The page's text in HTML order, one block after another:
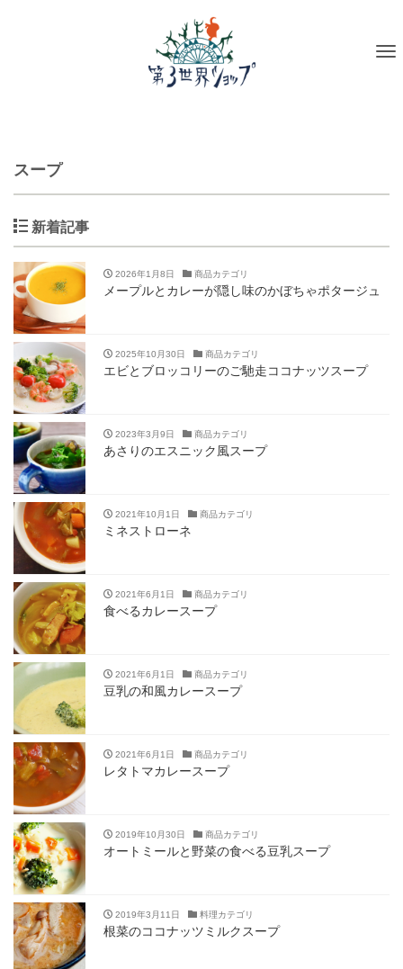
スープ
新着記事
2026年1月8日 商品カテゴリ
メープルとカレーが隠し味のかぼちゃポタージュ
2025年10月30日 商品カテゴリ
エビとブロッコリーのご馳走ココナッツスープ
2023年3月9日 商品カテゴリ
あさりのエスニック風スープ
2021年10月1日 商品カテゴリ
ミネストローネ
2021年6月1日 商品カテゴリ
食べるカレースープ
2021年6月1日 商品カテゴリ
豆乳の和風カレースープ
2021年6月1日 商品カテゴリ
レタトマカレースープ
2019年10月30日 商品カテゴリ
オートミールと野菜の食べる豆乳スープ
2019年3月11日 料理カテゴリ
根菜のココナッツミルクスープ